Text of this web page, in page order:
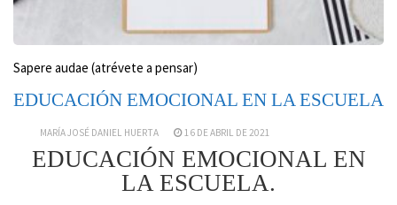
Sapere audae (atrévete a pensar)
EDUCACIÓN EMOCIONAL EN LA ESCUELA
MARÍA JOSÉ DANIEL HUERTA 16 DE ABRIL DE 2021
EDUCACIÓN EMOCIONAL EN
LA ESCUELA.